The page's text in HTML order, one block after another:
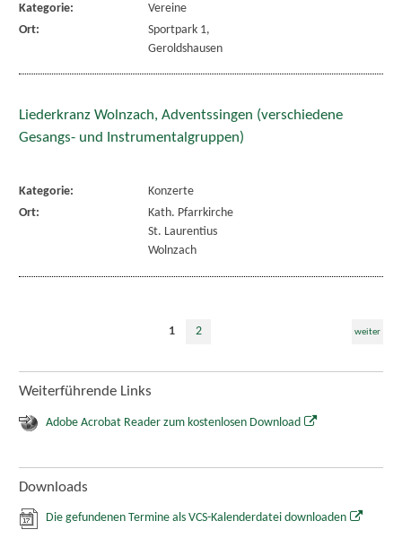
Kategorie:
Vereine
Ort:
Sportpark 1,
Geroldshausen
Liederkranz Wolnzach, Adventssingen (verschiedene
Gesangs- und Instrumentalgruppen)
Kategorie:
Konzerte
Ort:
Kath. Pfarrkirche
St. Laurentius
Wolnzach
1 2 weiter
Weiterführende Links
Adobe Acrobat Reader zum kostenlosen Download
Downloads
Die gefundenen Termine als VCS-Kalenderdatei downloaden